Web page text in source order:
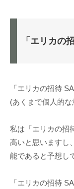
「エリカの
「エリカの招待
(あくまで個人的
私は「エリカの招
高いと思いますし
能であると予想し
「エリカの招待